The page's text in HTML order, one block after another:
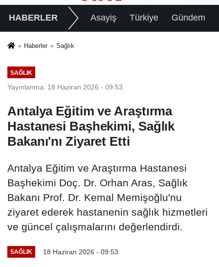
HABERLER Asayiş Türkiye Gündem
Haberler Sağlık
SAĞLIK
Yayınlanma: 18 Haziran 2026 - 09:53
Antalya Eğitim ve Araştırma
Hastanesi Başhekimi, Sağlık
Bakanı'nı Ziyaret Etti
Antalya Eğitim ve Araştırma Hastanesi
Başhekimi Doç. Dr. Orhan Aras, Sağlık
Bakanı Prof. Dr. Kemal Memişoğlu'nu
ziyaret ederek hastanenin sağlık hizmetleri
ve güncel çalışmalarını değerlendirdi.
SAĞLIK 18 Haziran 2026 - 09:53